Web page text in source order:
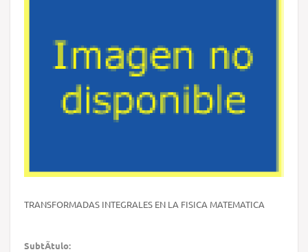
TRANSFORMADAS INTEGRALES EN LA FISICA MATEMATICA
SubtÃ­tulo: